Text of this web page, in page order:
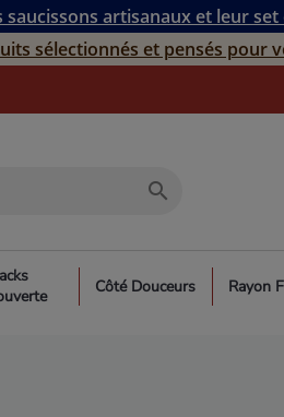
artisanaux et leur
sélectionnés et pensés pour
search
Côté Douceurs Rayon